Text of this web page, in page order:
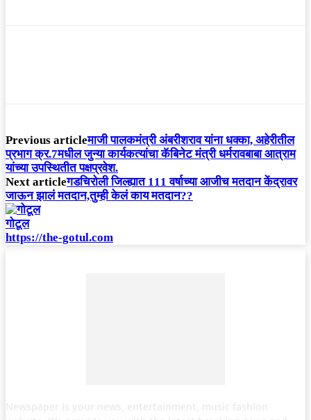
Previous articleमाजी पालकमंत्री अंबरीशराव यांना धक्का, अहेरीतील
प्रभाग क्र.7मधील जुन्या कार्यकत्यांचा कॅबिनेट मंत्री धर्मरावबाबा आत्राम
यांच्या उपस्थितीत पक्षप्रवेश.
Next articleगडचिरोली जिल्ह्यात 111 वर्षाच्या आजीच मतदान केंद्रावर
जाऊन झालं मतदान,तुम्ही केलं काय मतदान??
गोटूल
https://the-gotul.com